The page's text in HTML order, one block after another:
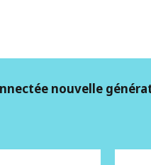
nouvelle